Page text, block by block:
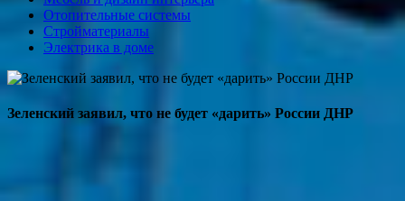
Отопительные системы
Стройматериалы
Электрика в доме
Зеленский заявил, что не будет «дарить» России ДНР